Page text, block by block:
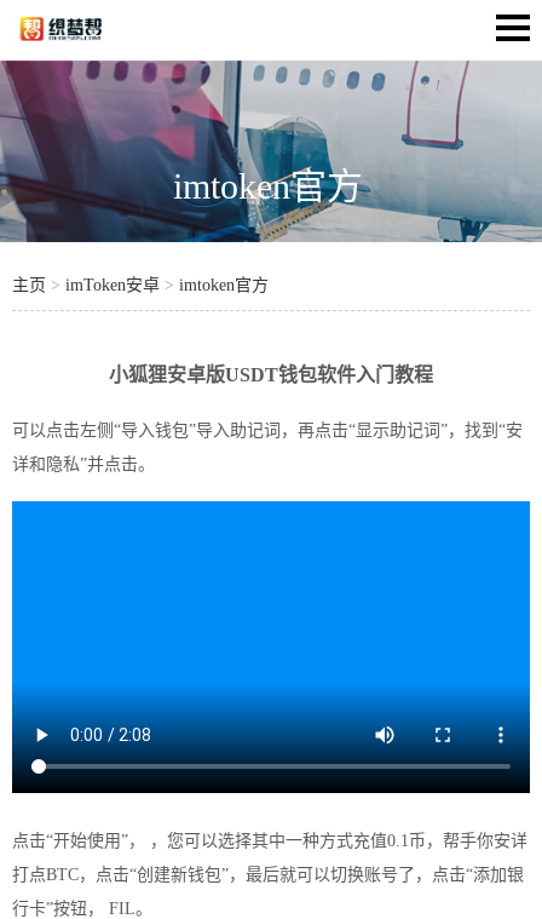
imtoken官方
主页 > imToken安卓 > imtoken官方
小狐狸安卓版USDT钱包软件入门教程
可以点击左侧“导入钱包”导入助记词，再点击“显示助记词”，找到“安
详和隐私”并点击。
点击“开始使用”， ，您可以选择其中一种方式充值0.1币，帮手你安详
打点BTC，点击“创建新钱包”，最后就可以切换账号了，点击“添加银
行卡”按钮， FIL。